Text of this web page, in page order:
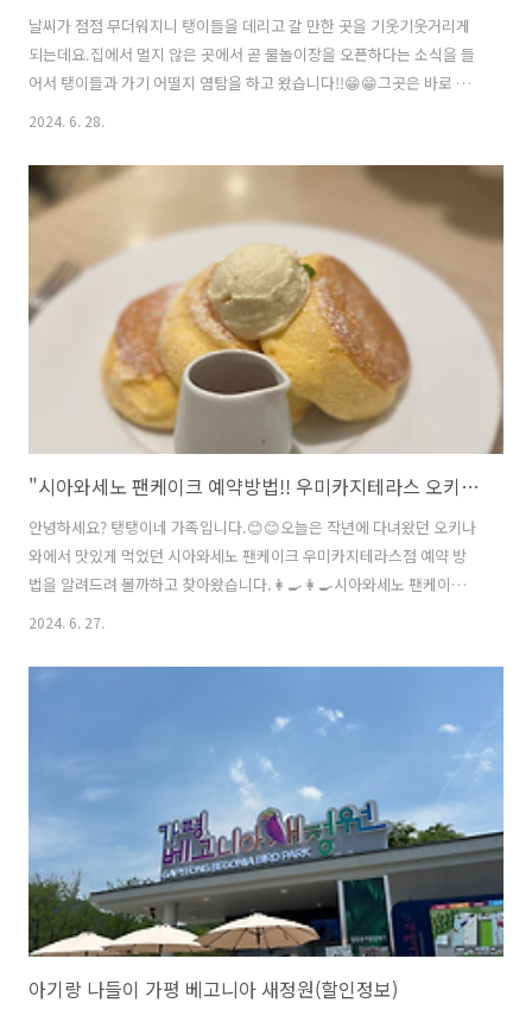
날씨가 점점 무더워지니 탱이들을 데리고 갈 만한 곳을 기웃기웃거리게
되는데요.집에서 멀지 않은 곳에서 곧 물놀이장을 오픈하다는 소식을 들
어서 탱이들과 가기 어떨지 염탐을 하고 왔습니다!!😁😁그곳은 바로 고
덕천 물놀이장인데요. 이번에 리뉴얼하면서 편의 시설이 늘었다고 하더
에 탈의실과 화장실도 새로 만들고 새로운 놀이기구 설치와 물놀이장 바
닥도 재포장했다고 해요!! 슬쩍 가보니 바닥도 깔끔하고 그늘막도 있어서
아이들과 가볍게 다녀오기 좋을것 같더라고요!! 일단 아이들과 같이 다
니다 보니 어딜 가나 화장실 위생이 항상 신경 쓰였는데, 화장실을 새로
만들어서 깔끔하고 가족 화장실도 있어서 너무 좋더라구요!! 가족 화장실
에는 유아용 변기도..
2024. 6. 28.
"시아와세노 팬케이크 예약방법!! 우미카지테라스 오키나와점에서 맛있는 추억 만들기"
안녕하세요? 탱탱이네 가족입니다.😊😊오늘은 작년에 다녀왔던 오키나
와에서 맛있게 먹었던 시아와세노 팬케이크 우미카지테라스점 예약 방
법을 알려드려 볼까하고 찾아왔습니다.👩‍🍳👩‍🍳시아와세노 팬케이크
(幸せのパンケーキ)는 일본 도쿄에서 시작된 유명한 팬케이크 전문점
지점이 있어 그 이름처럼 부드럽고 푹신한 팬케이크로 많은 사람들에게
"인스타그램" 등에서도 큰 인기를 끌고 덕분에 팬케이크 애호가들에게
는 필수 방문지로 자리잡았습니다. 인스타그램 :
https://www.instagram.com/ahappypancake_official?
igsh=YzludTU4MHV3d..
2024. 6. 27.
아기랑 나들이 가평 베고니아 새정원(할인정보)